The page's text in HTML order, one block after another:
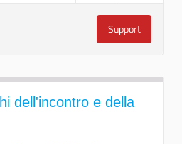
Support
Tavoli
dell'incontro e della